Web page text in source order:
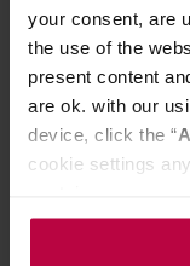
your consent, are
the use of the
present content
are ok. with our
device, click the “
cookie settings
the controller’s
Mazowiecka 24I/
220 ml wody
4 razy
Parzenie w
W 1:20